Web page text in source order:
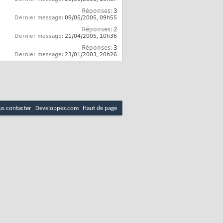
Réponses: 3
Dernier message: 09/05/2005, 09h55
Réponses: 2
Dernier message: 21/04/2005, 10h36
Réponses: 3
Dernier message: 23/01/2003, 20h26
contacter Developpez.com Haut de page